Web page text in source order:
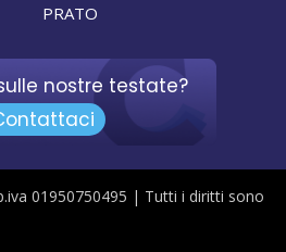
PRATO
nostre testate?
01950750495 | Tutti i diritti sono